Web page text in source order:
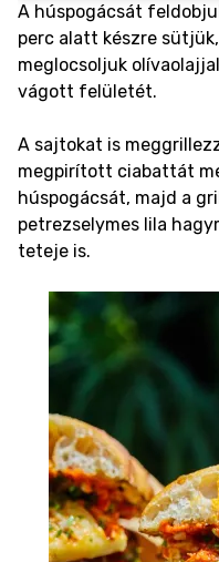
A húspogácsát
perc alatt készre
meglocsoljuk
vágott felületét.
A sajtokat is
megpirított ciabattát
húspogácsát, majd a
petrezselymes lila
teteje is.